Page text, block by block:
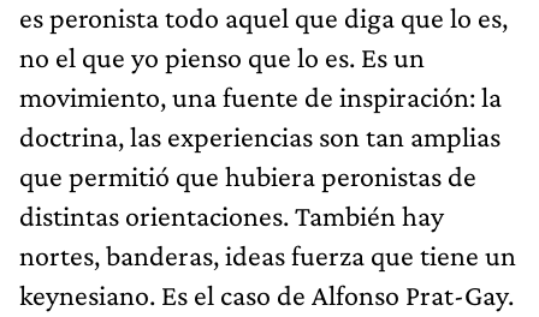
es peronista todo aquel que diga que lo es,
no el que yo pienso que lo es. Es un
movimiento, una fuente de inspiración: la
doctrina, las experiencias son tan amplias
que permitió que hubiera peronistas de
distintas orientaciones. También hay
nortes, banderas, ideas fuerza que tiene un
keynesiano. Es el caso de Alfonso Prat-Gay.